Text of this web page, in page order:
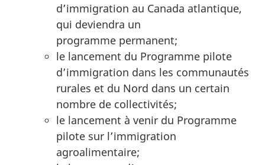
d’immigration au Canada atlantique,
qui deviendra un
programme permanent;
le lancement du Programme pilote
d’immigration dans les communautés
rurales et du Nord dans un certain
nombre de collectivités;
le lancement à venir du Programme
pilote sur l’immigration
agroalimentaire;